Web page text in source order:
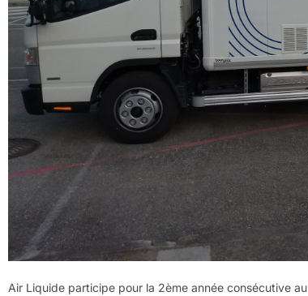
Air Liquide participe pour la 2ème année consécutive au